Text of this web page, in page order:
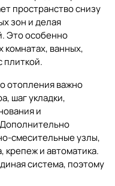
пространство снизу
зон и делая
Это особенно
комнатах, ванных,
плиткой.
отопления важно
шаг укладки,
и
смесительные узлы,
, крепеж и автоматика.
система, поэтому